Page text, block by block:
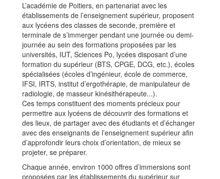
L’académie de Poitiers, en partenariat avec les
établissements de l’enseignement supérieur, proposent
aux lycéens des classes de seconde, première et
terminale de s’immerger pendant une journée ou demi-
journée au sein des formations proposées par les
universités, IUT, Sciences Po, lycées disposant d’une
formation du supérieur (BTS, CPGE, DCG, etc.), écoles
spécialisées (écoles d’ingénieur, école de commerce,
IFSI, IRTS, institut d’ergothérapie, de manipulateur de
radiologie, de masseur kinésithérapeute...).
Ces temps constituent des moments précieux pour
permettre aux lycéens de découvrir des formations et
des lieux, de partager avec des étudiants et d’échanger
avec des enseignants de l’enseignement supérieur afin
d’approfondir leurs choix d’orientation, de mieux se
projeter, se préparer.
Chaque année, environ 1000 offres d’immersions sont
proposées par les établissements du supérieur sur